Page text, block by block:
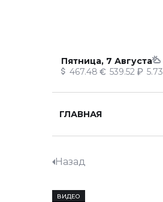
Пятница, 7 Августа
467.48 539.52 5.73
ГЛАВНАЯ
Назад
ВИДЕО